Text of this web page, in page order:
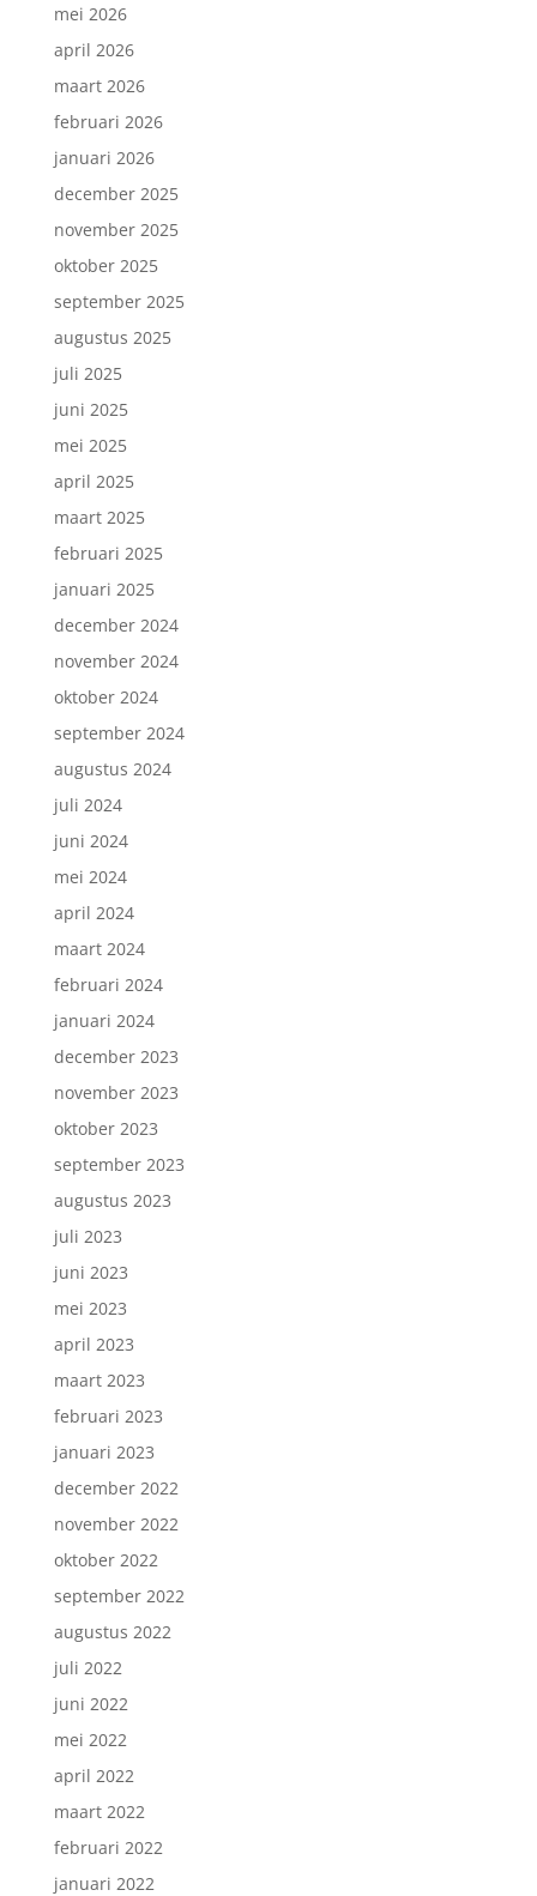
mei 2026
april 2026
maart 2026
februari 2026
januari 2026
december 2025
november 2025
oktober 2025
september 2025
augustus 2025
juli 2025
juni 2025
mei 2025
april 2025
maart 2025
februari 2025
januari 2025
december 2024
november 2024
oktober 2024
september 2024
augustus 2024
juli 2024
juni 2024
mei 2024
april 2024
maart 2024
februari 2024
januari 2024
december 2023
november 2023
oktober 2023
september 2023
augustus 2023
juli 2023
juni 2023
mei 2023
april 2023
maart 2023
februari 2023
januari 2023
december 2022
november 2022
oktober 2022
september 2022
augustus 2022
juli 2022
juni 2022
mei 2022
april 2022
maart 2022
februari 2022
januari 2022